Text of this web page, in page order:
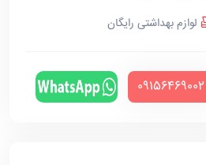
لوازم بهداشتی رایگان
‪09156469002‬